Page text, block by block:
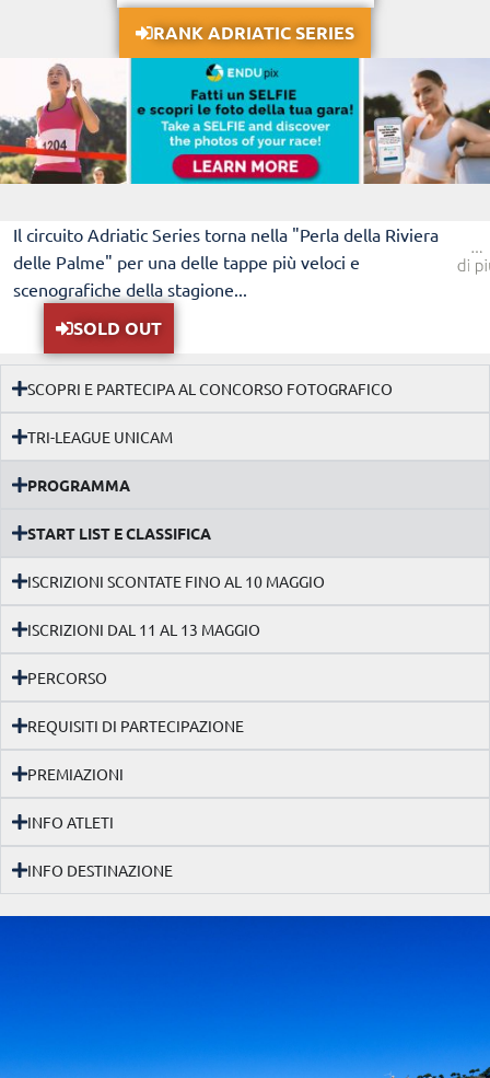
RANK ADRIATIC SERIES
Il circuito Adriatic Series torna nella "Perla della Riviera
delle Palme" per una delle tappe più veloci e
scenografiche della stagione...
SOLD OUT
SCOPRI E PARTECIPA AL CONCORSO FOTOGRAFICO
TRI-LEAGUE UNICAM
PROGRAMMA
START LIST E CLASSIFICA
ISCRIZIONI SCONTATE FINO AL 10 MAGGIO
ISCRIZIONI DAL 11 AL 13 MAGGIO
PERCORSO
REQUISITI DI PARTECIPAZIONE
PREMIAZIONI
INFO ATLETI
INFO DESTINAZIONE